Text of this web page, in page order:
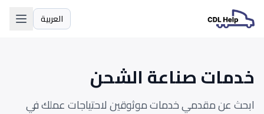
العربية
اللغة
خدمات صناعة الشحن
ابحث عن مقدمي خدمات موثوقين لاحتياجات عملك في